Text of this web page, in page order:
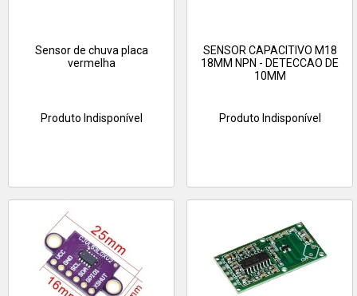
Sensor de chuva placa
vermelha
Produto Indisponível
SENSOR CAPACITIVO M18
18MM NPN - DETECCAO DE
10MM
Produto Indisponível